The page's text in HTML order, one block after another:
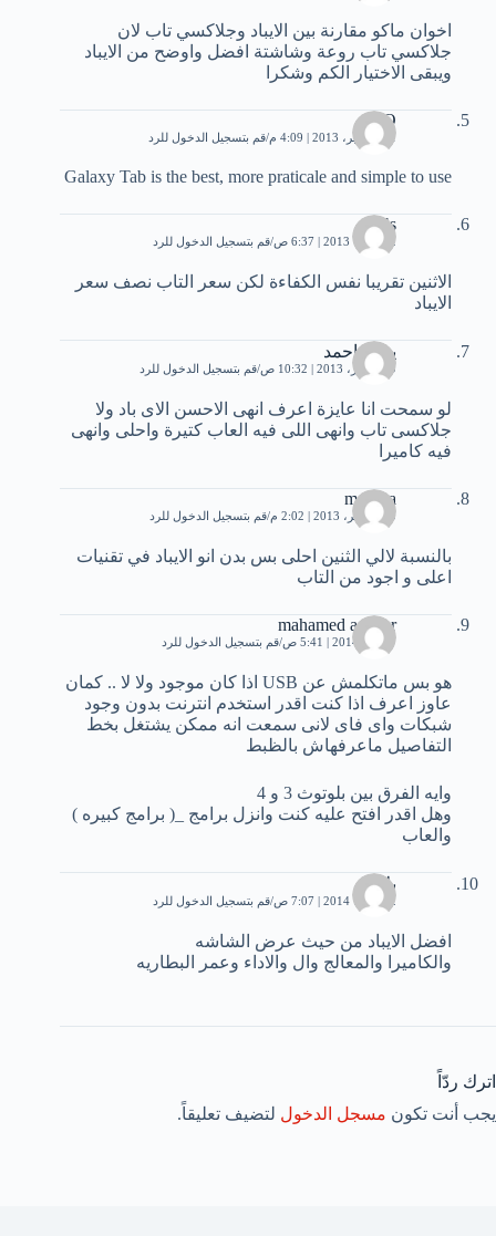
اخوان ماكو مقارنة بين الايباد وجلاكسي تاب لان
جلاكسي تاب روعة وشاشتة افضل واوضح من الايباد
ويبقى الاختيار الكم وشكرا
H.O
11 سبتمبر، 2013 | 4:09 م قم بتسجيل الدخول للرد
Galaxy Tab is the best, more praticale and simple to use
Es
2 أكتوبر، 2013 | 6:37 ص قم بتسجيل الدخول للرد
الاثنين تقريبا نفس الكفاءة لكن سعر التاب نصف سعر
الايباد
يمنى احمد
19 أكتوبر، 2013 | 10:32 ص قم بتسجيل الدخول للرد
لو سمحت انا عايزة اعرف انهى الاحسن الاى باد ولا
جلاكسى تاب وانهى اللى فيه العاب كتيرة واحلى وانهى
فيه كاميرا
maroua
10 نوفمبر، 2013 | 2:02 م قم بتسجيل الدخول للرد
بالنسبة لالي الثنين احلى بس بدن انو الايباد في تقنيات
اعلى و اجود من التاب
mahamed ashour
7 يناير، 2014 | 5:41 ص قم بتسجيل الدخول للرد
هو بس ماتكلمش عن USB اذا كان موجود ولا لا .. كمان
عاوز اعرف اذا كنت اقدر استخدم انترنت بدون وجود
شبكات واى فاى لانى سمعت انه ممكن يشتغل بخط
التفاصيل ماعرفهاش بالظبط
وايه الفرق بين بلوتوث 3 و 4
وهل اقدر افتح عليه كنت وانزل برامج _( برامج كبيره )
والعاب
بلابل
2 فبراير، 2014 | 7:07 ص قم بتسجيل الدخول للرد
افضل الايباد من حيث عرض الشاشه
والكاميرا والمعالج وال والاداء وعمر البطاريه
اترك ردّاً
يجب أنت تكون مسجل الدخول لتضيف تعليقاً.